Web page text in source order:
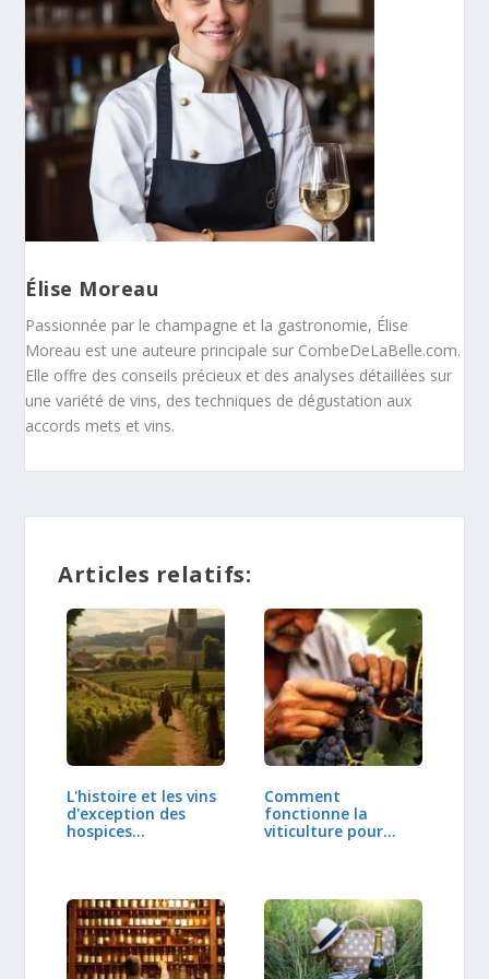
Élise Moreau
Passionnée par le champagne et la gastronomie, Élise
Moreau est une auteure principale sur CombeDeLaBelle.com.
Elle offre des conseils précieux et des analyses détaillées sur
une variété de vins, des techniques de dégustation aux
accords mets et vins.
Articles relatifs:
L'histoire et les vins
d'exception des
hospices…
Comment
fonctionne la
viticulture pour